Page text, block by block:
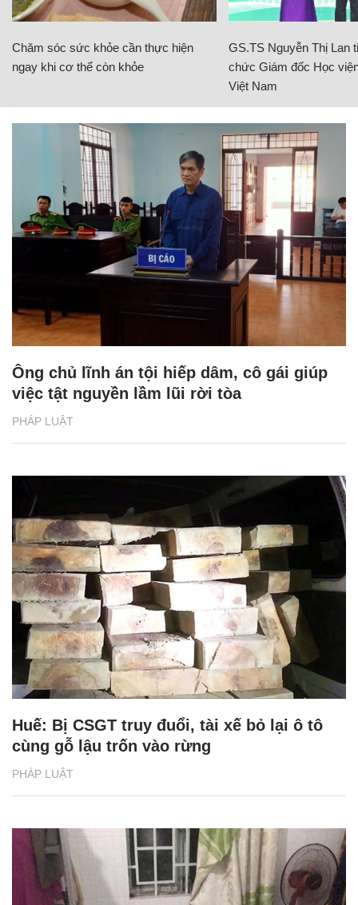
Chăm sóc sức khỏe cần thực hiện
ngay khi cơ thể còn khỏe
GS.TS Nguyễn Thị Lan
chức Giám đốc Học
Việt Nam
PHÁP LUẬT
Ông chủ lĩnh án tội hiếp dâm, cô gái giúp
việc tật nguyền lầm lũi rời tòa
PHÁP LUẬT
Huế: Bị CSGT truy đuổi, tài xế bỏ lại ô tô
cùng gỗ lậu trốn vào rừng